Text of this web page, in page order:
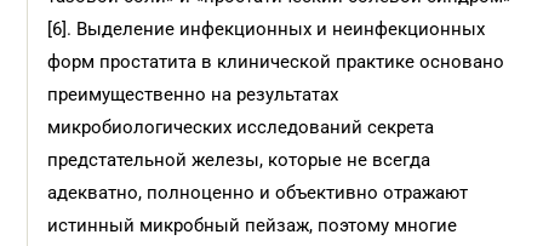
[6]. Выделение инфекционных и неинфекционных
форм простатита в клинической практике основано
преимущественно на результатах
микробиологических исследований секрета
предстательной железы, которые не всегда
адекватно, полноценно и объективно отражают
истинный микробный пейзаж, поэтому многие